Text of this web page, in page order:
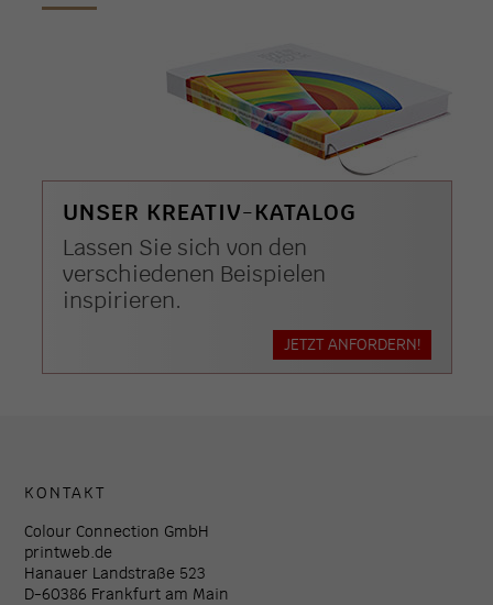
UNSER KREATIV-KATALOG
Lassen Sie sich von den
verschiedenen Beispielen
inspirieren.
JETZT ANFORDERN!
KONTAKT
Colour Connection GmbH
printweb.de
Hanauer Landstraße 523
D-60386 Frankfurt am Main